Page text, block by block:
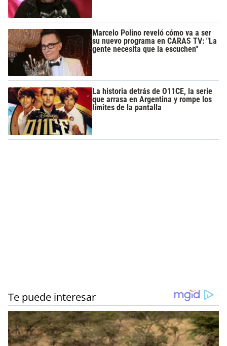
Marcelo Polino reveló cómo va a ser
su nuevo programa en CARAS TV: "La
gente necesita que la escuchen"
La historia detrás de O11CE, la serie
que arrasa en Argentina y rompe los
límites de la pantalla